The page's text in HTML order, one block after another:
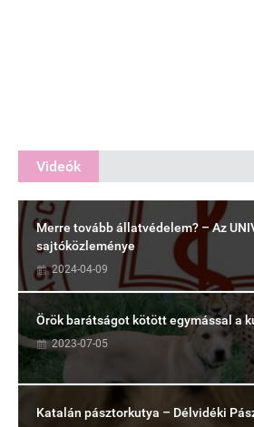
Videók
Merre tovább állatvédelem? – Az
sajtóközleménye
2024-04-09
Örök barátságot kötött egymással a
2023-07-05
Katalán pásztorkutya – Délvidéki